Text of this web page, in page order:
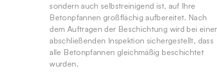
sondern auch selbstreinigend ist, auf Ihre
Betonpfannen großflächig aufbereitet. Nach
dem Auftragen der Beschichtung wird bei einer
abschließenden Inspektion sichergestellt, dass
alle Betonpfannen gleichmäßig beschichtet
wurden.